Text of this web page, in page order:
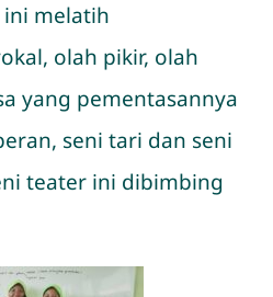
ini melatih
olah pikir, olah
yang pementasannya
seni tari dan seni
teater ini dibimbing